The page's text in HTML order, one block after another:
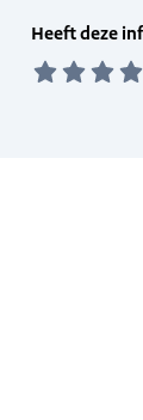
form
Heeft deze